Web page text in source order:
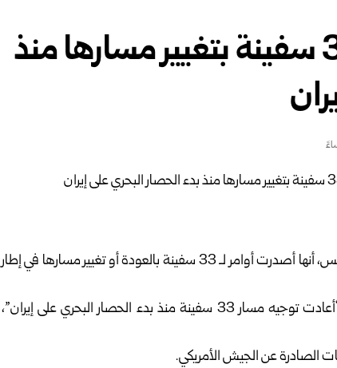
أمريكا: أصدرنا أوامر لـ 33 سفينة بتغيير مسارها منذ
“سنتكوم” اليوم الخميس، أنها أصدرت أوامر لـ 33 سفينة بالعودة أو تغيير مسارها في إطار
وفي منشور على منصة “إكس”، أكدت سنتكوم أنها “أعادت توجيه مسار 33 سفينة منذ بدء الحصار البحري على إيران”،
الصادرة عن الجيش الأمريكي.